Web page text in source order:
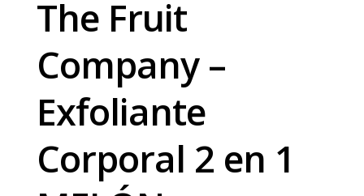
The Fruit
Company –
Exfoliante
Corporal 2 en 1